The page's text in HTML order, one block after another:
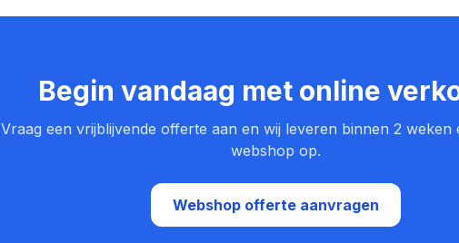
Begin vandaag met online
Vraag een vrijblijvende offerte aan en wij leveren binnen 2 weken
webshop op.
Webshop offerte aanvragen